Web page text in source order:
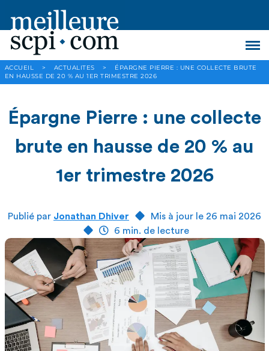
ACCUEIL > ACTUALITES >
ÉPARGNE PIERRE : UNE COLLECTE BRUTE
EN HAUSSE DE 20 % AU 1ER TRIMESTRE 2026
Épargne Pierre : une collecte
brute en hausse de 20 % au
1er trimestre 2026
Publié par Jonathan Dhiver
Mis à jour le 26 mai 2026
6 min. de lecture